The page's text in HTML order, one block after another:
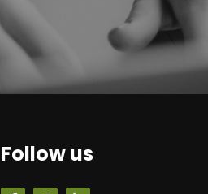
Follow us